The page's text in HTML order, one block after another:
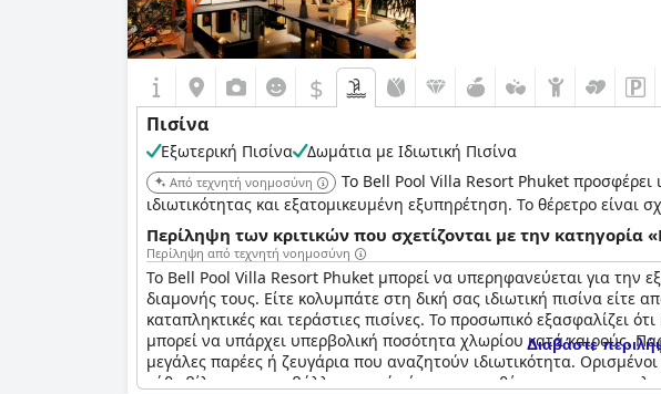
$
Πισίνα
Εξωτερική Πισίνα Δωμάτια με Ιδιωτική Πισίνα
Από τεχνητή νοημοσύνη
Το Bell Pool Villa Resort Phuket προσφέρει
ιδιωτικότητας και εξατομικευμένη εξυπηρέτηση. Το θέρετρο είναι
Περίληψη των κριτικών που σχετίζονται με την κατηγορία
Περίληψη από τεχνητή νοημοσύνη
Το Bell Pool Villa Resort Phuket μπορεί να υπερηφανεύεται για την
διαμονής τους. Είτε κολυμπάτε στη δική σας ιδιωτική πισίνα είτε
καταπληκτικές και τεράστιες πισίνες. Το προσωπικό εξασφαλίζει
μπορεί να υπάρχει υπερβολική ποσότητα χλωρίου κατά καιρούς.
μεγάλες παρέες ή ζευγάρια που αναζητούν ιδιωτικότητα.
κάθε βίλας και περιβάλλεται από κήπους, προσθέτοντας στη
Διαβάστε